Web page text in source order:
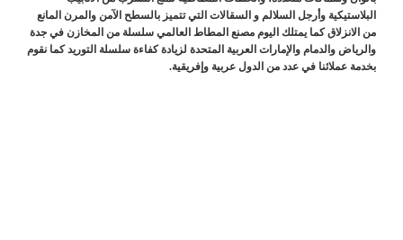
البلاستيكية وأرجل السلالم و السقالات التي تتميز بالسطح الآمن والمرن المانع
من الانزلاق كما يمتلك اليوم مصنع المطاط العالمي سلسلة من المخازن في جدة
والرياض والدمام والإمارات العربية المتحدة لزيادة كفاءة سلسلة التوريد كما نقوم
بخدمة عملائنا في عدد من الدول عربية وإفريقية.